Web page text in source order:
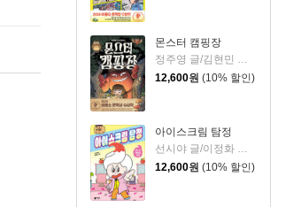
몬스터 캠핑장
정주영 글/김현민 그림
12,600원 (10% 할인)
아이스크림 탐정
선시야 글/이정화 그림
12,600원 (10% 할인)